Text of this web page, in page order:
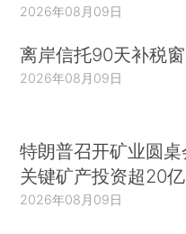
2026年08月09日
离岸信托90天补税
2026年08月09日
特朗普召开矿业圆桌
关键矿产投资超20
2026年08月09日